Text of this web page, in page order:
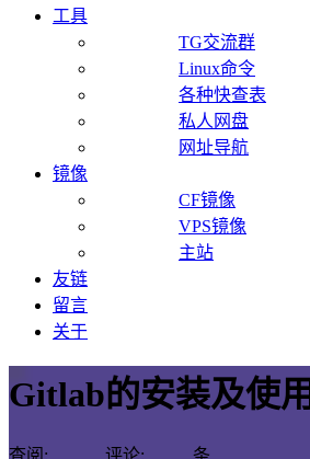
工具
TG交流群
Linux命令
各种快查表
私人网盘
网址导航
镜像
CF镜像
VPS镜像
主站
友链
留言
关于
Gitlab的安装及使用
查阅: 评论:
条